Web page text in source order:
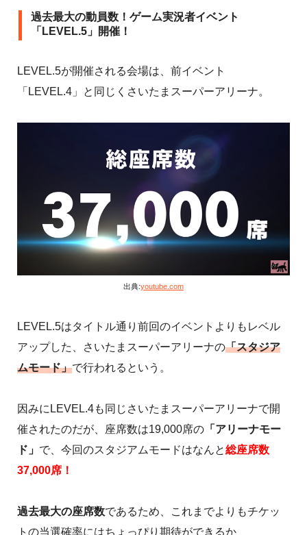
過去最大の動員数！ゲーム実況者イベント
「LEVEL.5」開催！
LEVEL.5が開催される会場は、前イベント
「LEVEL.4」と同じくさいたまスーパーアリーナ。
出典:youtube.com
LEVEL.5はタイトル通り前回のイベントよりもレベル
アップした、さいたまスーパーアリーナの「スタジア
ムモード」で行われるという。
因みにLEVEL.4も同じさいたまスーパーアリーナで開
催されたのだが、座席数は19,000席の 「アリーナモー
ド」 で、今回のスタジアムモードはなんと総座席数
37,000席！
過去最大の座席数であるため、これまでよりもチケッ
トの当選確率にはちょっぴり期待ができるか